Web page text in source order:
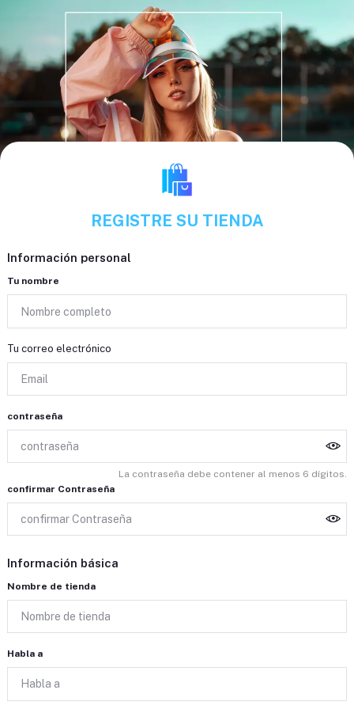
REGISTRE SU TIENDA
Información personal
Tu nombre
Tu correo electrónico
contraseña
La contraseña debe contener al menos 6 dígitos.
confirmar Contraseña
Información básica
Nombre de tienda
Habla a